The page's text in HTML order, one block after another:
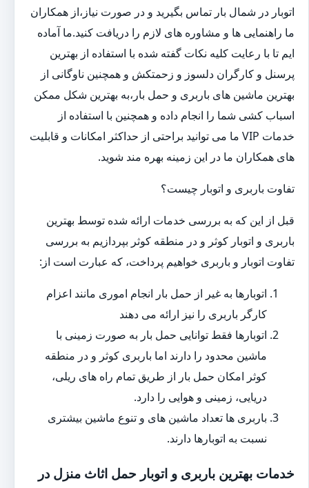
اتوبار در شمال بار تماس بگیرید و در صورت نیاز،از همکاران
ما راهنمایی ها و مشاوره های لازم را دریافت کنید.ما آماده
ایم تا با رعایت کلیه نکات گفته شده با استفاده از بهترین
پرسنل و کارگران دلسوز و زحمتکش و همچنین ناوگانی از
بهترین ماشین های باربری و حمل بار،به بهترین شکل ممکن
اسباب کشی شما را انجام داده و همچنین با استفاده از
خدمات VIP ما می توانید براحتی از حداکثر امکانات و قابلیت
های همکاران ما در این زمینه بهره مند شوید.
تفاوت باربری و اتوبار چیست؟
قبل از این که به بررسی خدمات ارائه شده توسط بهترین
باربری و اتوبار کوثر و در منطقه کوثر بپردازیم به بررسی
تفاوت اتوبار و باربری خواهیم پرداخت، که عبارت است از:
اتوبارها به غیر از حمل بار انجام اموری مانند اعزام
کارگر باربری را نیز ارائه می دهند
اتوبارها فقط توانایی حمل بار به صورت زمینی با
ماشین محدود را دارند اما باربری کوثر و در منطقه
کوثر امکان حمل بار از طریق تمام راه های ریلی،
دریایی، زمینی و هوایی را دارد.
باربری ها تعداد ماشین های و تنوع ماشین بیشتری
نسبت به اتوبارها دارند.
خدمات بهترین باربری و اتوبار حمل اثاث منزل در